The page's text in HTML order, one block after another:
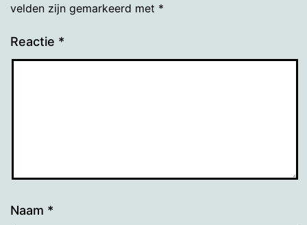
velden zijn gemarkeerd met *
Reactie *
Naam *